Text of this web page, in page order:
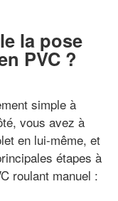
la pose
PVC ?
simple à
vous avez à
en lui-même, et
étapes à
roulant manuel :